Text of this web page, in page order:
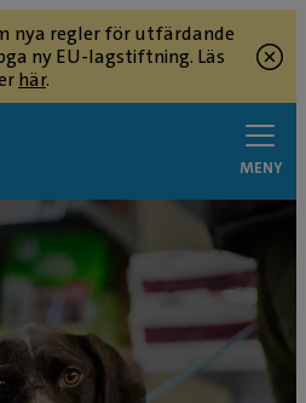
nya regler för utfärdande
ny EU-lagstiftning. Läs
här.
MENY